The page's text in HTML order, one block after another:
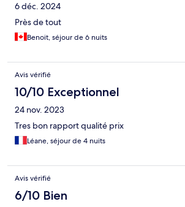
6 déc. 2024
Près de tout
Benoit, séjour de 6 nuits
Avis vérifié
10/10 Exceptionnel
24 nov. 2023
Tres bon rapport qualité prix
Léane, séjour de 4 nuits
Avis vérifié
6/10 Bien